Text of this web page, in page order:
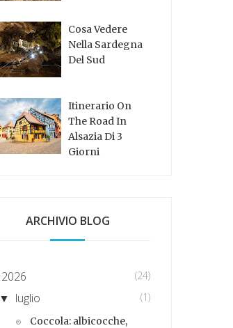
Cosa Vedere
Nella Sardegna
Del Sud
Itinerario On
The Road In
Alsazia Di 3
Giorni
ARCHIVIO BLOG
2026 (24)
▼ luglio (1)
Coccola: albicocche,